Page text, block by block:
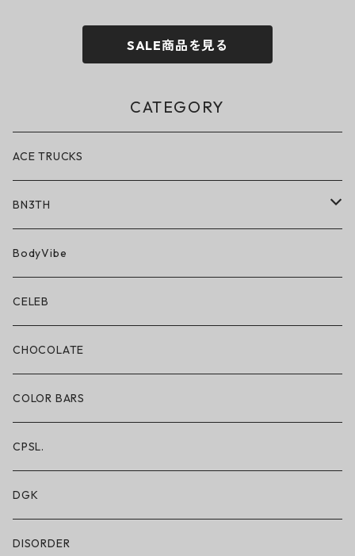
SALE商品を見る
CATEGORY
ACE TRUCKS
BN3TH
BN3TH × ON THE ROAM
ボクサーブリーフ/ショート丈
ボクサーブリーフ/ロング丈
ショートパンツ/2 IN 1
レギンス/フルレングス10分丈
水着/スイムウェア
BodyVibe
CELEB
CHOCOLATE
COLOR BARS
CPSL.
DGK
DISORDER